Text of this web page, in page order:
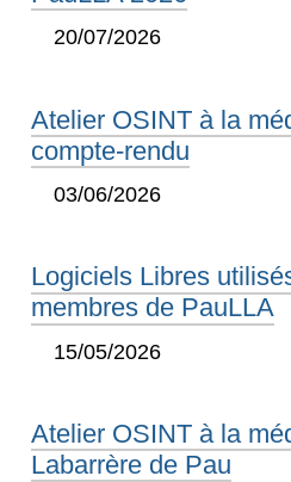
20/07/2026
Atelier OSINT à la
compte-rendu
03/06/2026
Logiciels Libres
membres de PauLLA
15/05/2026
Atelier OSINT à la
Labarrère de Pau